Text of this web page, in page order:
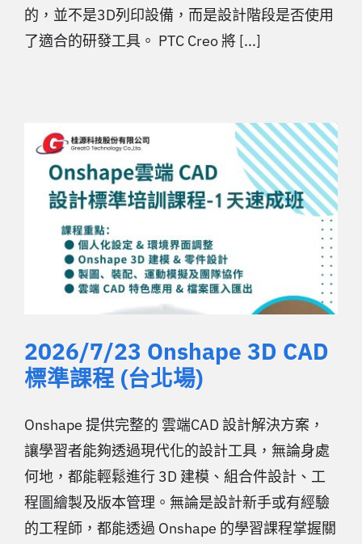
的，並不是3D列印設備，而是設計階段是否使用
了適合的研發工具。 PTC Creo 將 [...]
2026/7/23 Onshape 3D CAD
標準課程 (台北場)
Onshape 提供完整的 雲端CAD 設計解決方案，
讓學習者能夠透過現代化的設計工具，無論身處
何地，都能輕鬆進行 3D 建模、組合件設計、工
程圖繪製及版本管理。無論是設計新手或有經驗
的工程師，都能透過 Onshape 的學習課程掌握關